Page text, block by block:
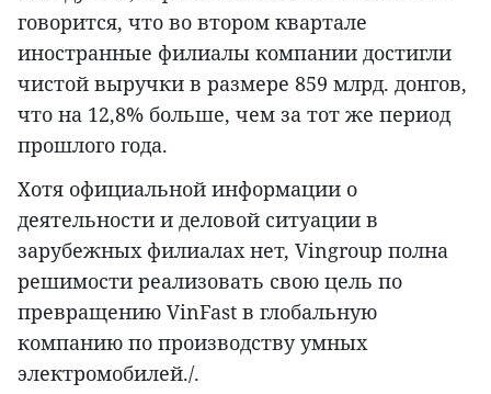
говорится, что во втором квартале
иностранные филиалы компании достигли
чистой выручки в размере 859 млрд. донгов,
что на 12,8% больше, чем за тот же период
прошлого года.
Хотя официальной информации о
деятельности и деловой ситуации в
зарубежных филиалах нет, Vingroup полна
решимости реализовать свою цель по
превращению VinFast в глобальную
компанию по производству умных
электромобилей./.